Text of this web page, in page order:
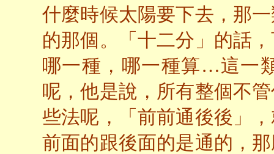
什麼時候太陽要下去，那
的那個。「十二分」的話
哪一種，哪一種算…這一
呢，他是說，所有整個不
些法呢，「前前通後後」
前面的跟後面的是通的，